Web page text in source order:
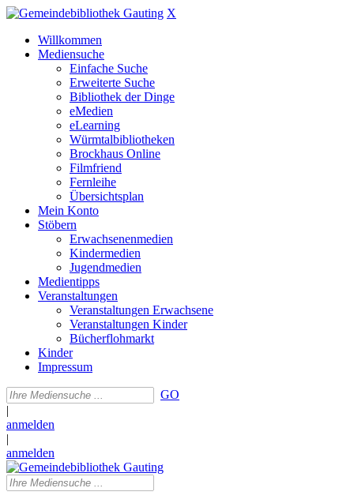
X
Willkommen
Mediensuche
Einfache Suche
Erweiterte Suche
Bibliothek der Dinge
eMedien
eLearning
Würmtalbibliotheken
Brockhaus Online
Filmfriend
Fernleihe
Übersichtsplan
Mein Konto
Stöbern
Erwachsenenmedien
Kindermedien
Jugendmedien
Medientipps
Veranstaltungen
Veranstaltungen Erwachsene
Veranstaltungen Kinder
Bücherflohmarkt
Kinder
Impressum
GO
|
anmelden
|
anmelden